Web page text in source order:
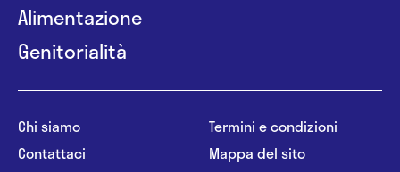
Alimentazione
Genitorialità
Chi siamo
Contattaci
Termini e condizioni
Mappa del sito